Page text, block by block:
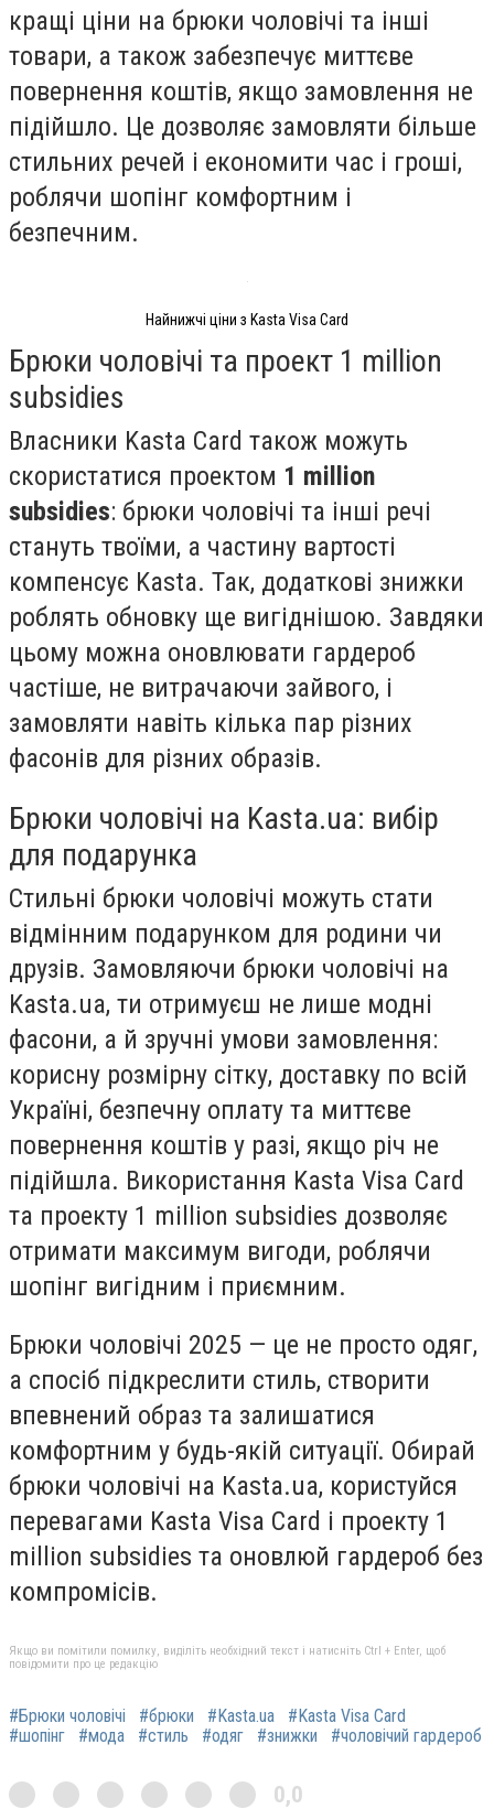
кращі ціни на брюки чоловічі та інші
товари, а також забезпечує миттєве
повернення коштів, якщо замовлення не
підійшло. Це дозволяє замовляти більше
стильних речей і економити час і гроші,
роблячи шопінг комфортним і
безпечним.
Найнижчі ціни з Kasta Visa Card
Брюки чоловічі та проект 1 million
subsidies
Власники Kasta Card також можуть
скористатися проектом 1 million
subsidies: брюки чоловічі та інші речі
стануть твоїми, а частину вартості
компенсує Kasta. Так, додаткові знижки
роблять обновку ще вигіднішою. Завдяки
цьому можна оновлювати гардероб
частіше, не витрачаючи зайвого, і
замовляти навіть кілька пар різних
фасонів для різних образів.
Брюки чоловічі на Kasta.ua: вибір
для подарунка
Стильні брюки чоловічі можуть стати
відмінним подарунком для родини чи
друзів. Замовляючи брюки чоловічі на
Kasta.ua, ти отримуєш не лише модні
фасони, а й зручні умови замовлення:
корисну розмірну сітку, доставку по всій
Україні, безпечну оплату та миттєве
повернення коштів у разі, якщо річ не
підійшла. Використання Kasta Visa Card
та проекту 1 million subsidies дозволяє
отримати максимум вигоди, роблячи
шопінг вигідним і приємним.
Брюки чоловічі 2025 — це не просто одяг,
а спосіб підкреслити стиль, створити
впевнений образ та залишатися
комфортним у будь-якій ситуації. Обирай
брюки чоловічі на Kasta.ua, користуйся
перевагами Kasta Visa Card і проекту 1
million subsidies та оновлюй гардероб без
компромісів.
Якщо ви помітили помилку, виділіть необхідний текст і натисніть Ctrl + Enter, щоб
повідомити про це редакцію
#Брюки чоловічі #брюки #Kasta.ua
#Kasta Visa Card
#шопінг
#мода #стиль #одяг #знижки #чоловічий гардероб
0,0